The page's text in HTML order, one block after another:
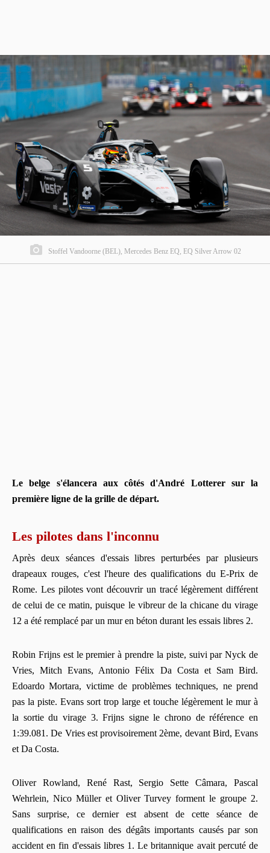
Stoffel Vandoorne (BEL), Mercedes Benz EQ, EQ Silver Arrow 02
Le belge s'élancera aux côtés d'André Lotterer sur la
première ligne de la grille de départ.
Les pilotes dans l'inconnu
Après deux séances d'essais libres perturbées par plusieurs
drapeaux rouges, c'est l'heure des qualifications du E-Prix de
Rome. Les pilotes vont découvrir un tracé légèrement différent
de celui de ce matin, puisque le vibreur de la chicane du virage
12 a été remplacé par un mur en béton durant les essais libres 2.
Robin Frijns est le premier à prendre la piste, suivi par Nyck de
Vries, Mitch Evans, Antonio Félix Da Costa et Sam Bird.
Edoardo Mortara, victime de problèmes techniques, ne prend
pas la piste. Evans sort trop large et touche légèrement le mur à
la sortie du virage 3. Frijns signe le chrono de référence en
1:39.081. De Vries est provisoirement 2ème, devant Bird, Evans
et Da Costa.
Oliver Rowland, René Rast, Sergio Sette Câmara, Pascal
Wehrlein, Nico Müller et Oliver Turvey forment le groupe 2.
Sans surprise, ce dernier est absent de cette séance de
qualifications en raison des dégâts importants causés par son
accident en fin d'essais libres 1. Le britannique avait percuté de